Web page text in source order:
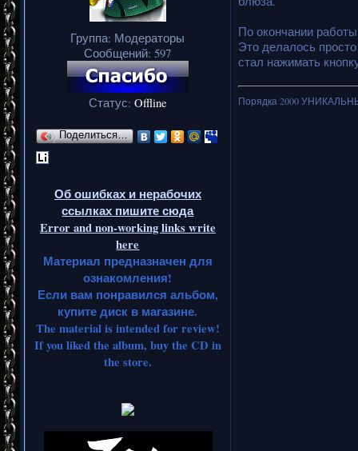
Группа: Модераторы
Сообщений: 597
Статус: Offline
Поделиться…
Об ошибках и нерабочих
ссылках пишите сюда
Error and non-working links write
here
Материал предназначен для
ознакомления!
Если вам понравился альбом,
купите диск в магазине.
The material is intended for review!
If you liked the album, buy the CD in
the store.
По окончании
Это делалось
стал нажимать
Порядка 2000